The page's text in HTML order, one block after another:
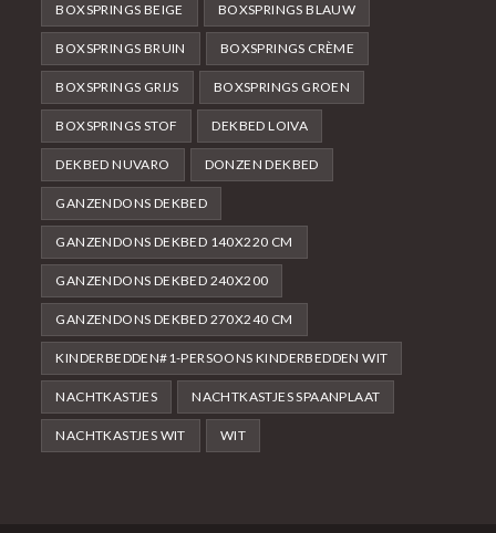
BOXSPRINGS BEIGE BOXSPRINGS BLAUW
BOXSPRINGS BRUIN BOXSPRINGS CRÈME
BOXSPRINGS GRIJS BOXSPRINGS GROEN
BOXSPRINGS STOF DEKBED LOIVA
DEKBED NUVARO DONZEN DEKBED
GANZENDONS DEKBED
GANZENDONS DEKBED 140X220 CM
GANZENDONS DEKBED 240X200
GANZENDONS DEKBED 270X240 CM
KINDERBEDDEN#1-PERSOONS KINDERBEDDEN WIT
NACHTKASTJES NACHTKASTJES SPAANPLAAT
NACHTKASTJES WIT WIT